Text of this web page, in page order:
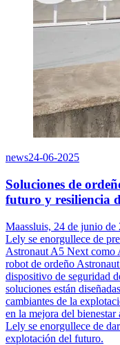
news24-06-2025
Soluciones de
futuro y resiliencia
Maassluis, 24 de junio
Lely se enorgullece de
Astronaut A5 Next como
robot de ordeño
dispositivo de seguridad
soluciones están
cambiantes de la
en la mejora del
Lely se enorgullece de
explotación del futuro.